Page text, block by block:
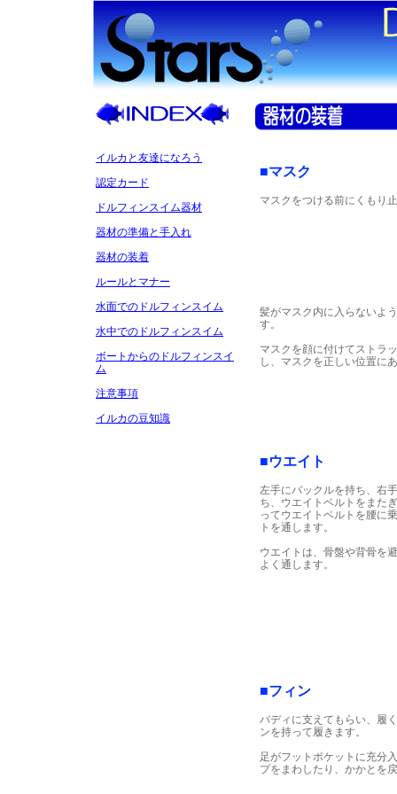
イルカと友達になろう
認定カード
ドルフィンスイム器材
器材の準備と手入れ
器材の装着
ルールとマナー
水面でのドルフィンスイム
水中でのドルフィンスイム
ボートからのドルフィンスイ
ム
注意事項
イルカの豆知識
■マスク
マスクをつける前にくもり
髪がマスク内に入らないよ
す。
マスクを顔に付けてストラ
し、マスクを正しい位置に
■ウエイト
左手にバックルを持ち、右
ち、ウエイトベルトをまた
ってウエイトベルトを腰に
トを通します。
ウエイトは、骨盤や背骨を
よく通します。
■フィン
バディに支えてもらい、履
ンを持って履きます。
足がフットポケットに充分
プをまわしたり、かかとを